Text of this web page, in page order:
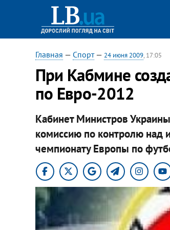
Главная — Спорт— 24 июня 2009, 17:05
При Кабмине
по Евро-2012
Кабинет Министров
комиссию по контролю над
чемпионату Европы по